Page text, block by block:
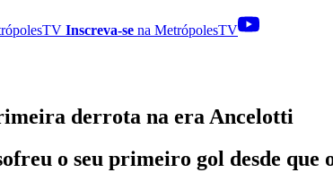
Inscreva-se na MetrópolesTV
derrota na era Ancelotti
o seu primeiro gol desde